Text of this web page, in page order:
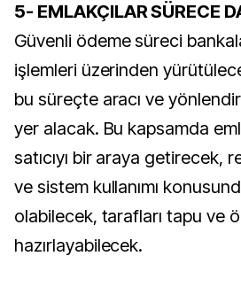
5- EMLAKÇILAR SÜRECE
Güvenli ödeme süreci
işlemleri üzerinden
bu süreçte aracı ve
yer alacak. Bu kapsamda
satıcıyı bir araya getirecek,
ve sistem kullanımı
olabilecek, tarafları tapu ve
hazırlayabilecek.